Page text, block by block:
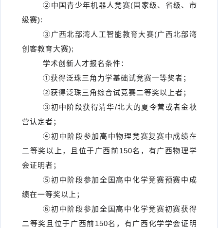
②中国青少年机器人竞赛(国家级、省级、市
级赛):
③广西北部湾人工智能教育大赛(广西北部湾
创客教育大赛);
学术创新人才报名条件：
①获得泛珠三角力学基础试竞赛一等奖者；
②获得泛珠三角综合试竞赛二等奖以上者；
③初中阶段获得清华/北大的夏令营或者金秋
营认定者；
④初中阶段参加高中物理竞赛复赛中成绩在
二等奖以上，且位于广西前150名，有广西物理学
会证明者；
⑤初中阶段参加全国高中化学竞赛预赛中成
绩在一等奖以上；
⑥初中阶段参加全国高中化学竞赛初赛获得
二等奖且位于广西前150名，有广西化学学会证明